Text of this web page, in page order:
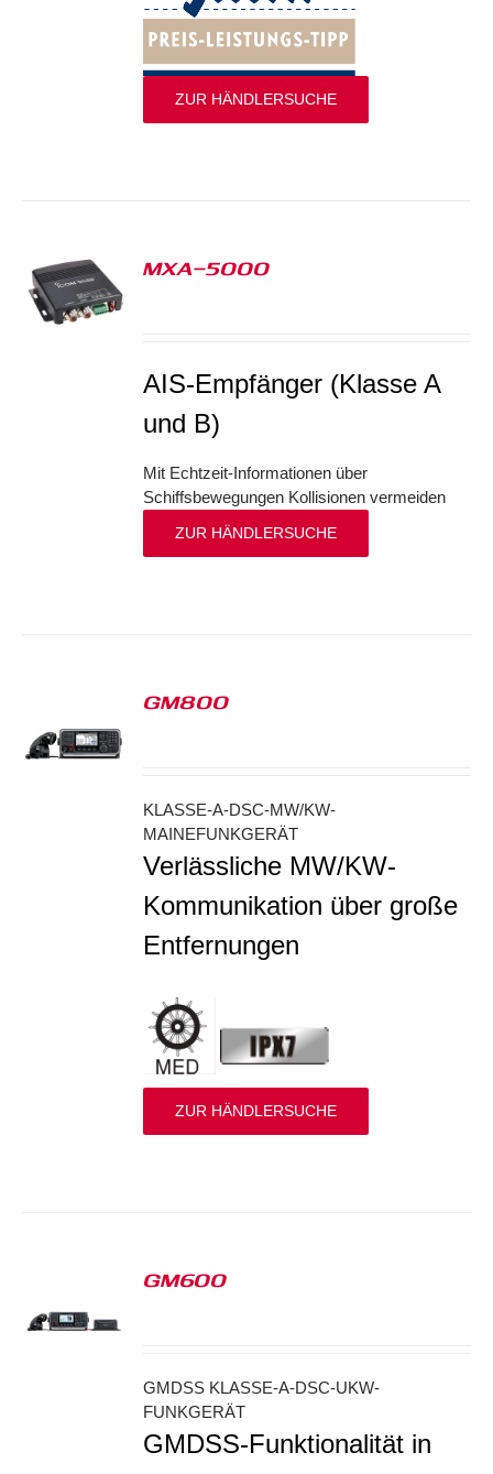
ZUR HÄNDLERSUCHE
MXA-5000
AIS-Empfänger (Klasse A
und B)
Mit Echtzeit-Informationen über
Schiffsbewegungen Kollisionen vermeiden
ZUR HÄNDLERSUCHE
GM800
KLASSE-A-DSC-MW/KW-
MAINEFUNKGERÄT
Verlässliche MW/KW-
Kommunikation über große
Entfernungen
ZUR HÄNDLERSUCHE
GM600
GMDSS KLASSE-A-DSC-UKW-
FUNKGERÄT
GMDSS-Funktionalität in